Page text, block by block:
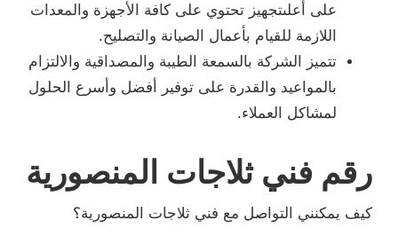
على أعلىتجهيز تحتوي على كافة الأجهزة والمعدات
اللازمة للقيام بأعمال الصيانة والتصليح.
تتميز الشركة بالسمعة الطيبة والمصداقية والالتزام
بالمواعيد والقدرة على توفير أفضل وأسرع الحلول
لمشاكل العملاء.
رقم فني ثلاجات المنصورية
كيف يمكنني التواصل مع فني ثلاجات المنصورية؟